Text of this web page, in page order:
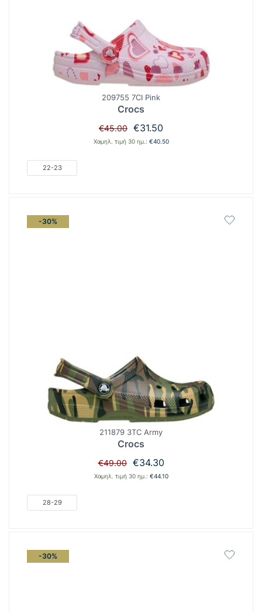
209755 7CI Pink
Crocs
€45.00 Original
price
€31.50
τρέχουσα
Χαμηλ. τιμή 30 ημ.: €40.50
22-23
-30%
211879 3TC Army
Crocs
€49.00
Original
price
€34.30Η
τρέχουσα
Χαμηλ. τιμή 30 ημ.: €44.10
28-29
-30%